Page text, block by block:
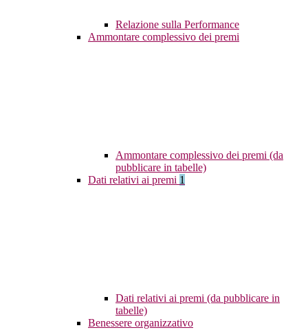
Relazione sulla Performance
Ammontare complessivo dei premi
Ammontare complessivo dei premi (da
pubblicare in tabelle)
Dati relativi ai premi 1
Dati relativi ai premi (da pubblicare in
tabelle)
Benessere organizzativo